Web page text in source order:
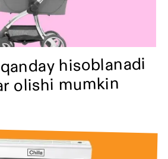
hisoblanadi
olishi mumkin